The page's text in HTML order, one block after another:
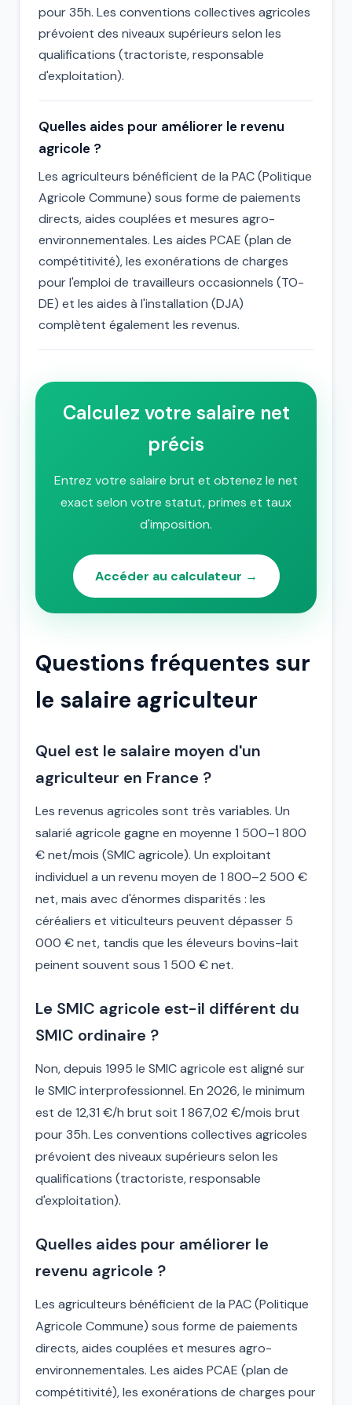
pour 35h. Les conventions collectives agricoles
prévoient des niveaux supérieurs selon les
qualifications (tractoriste, responsable
d'exploitation).
Quelles aides pour améliorer le revenu
agricole ?
Les agriculteurs bénéficient de la PAC (Politique
Agricole Commune) sous forme de paiements
directs, aides couplées et mesures agro-
environnementales. Les aides PCAE (plan de
compétitivité), les exonérations de charges
pour l'emploi de travailleurs occasionnels (TO-
DE) et les aides à l'installation (DJA)
complètent également les revenus.
Calculez votre salaire net
précis
Entrez votre salaire brut et obtenez le net
exact selon votre statut, primes et taux
d'imposition.
Accéder au calculateur →
Questions fréquentes sur
le salaire agriculteur
Quel est le salaire moyen d'un
agriculteur en France ?
Les revenus agricoles sont très variables. Un
salarié agricole gagne en moyenne 1 500–1 800
€ net/mois (SMIC agricole). Un exploitant
individuel a un revenu moyen de 1 800–2 500 €
net, mais avec d'énormes disparités : les
céréaliers et viticulteurs peuvent dépasser 5
000 € net, tandis que les éleveurs bovins-lait
peinent souvent sous 1 500 € net.
Le SMIC agricole est-il différent du
SMIC ordinaire ?
Non, depuis 1995 le SMIC agricole est aligné sur
le SMIC interprofessionnel. En 2026, le minimum
est de 12,31 €/h brut soit 1 867,02 €/mois brut
pour 35h. Les conventions collectives agricoles
prévoient des niveaux supérieurs selon les
qualifications (tractoriste, responsable
d'exploitation).
Quelles aides pour améliorer le
revenu agricole ?
Les agriculteurs bénéficient de la PAC (Politique
Agricole Commune) sous forme de paiements
directs, aides couplées et mesures agro-
environnementales. Les aides PCAE (plan de
compétitivité), les exonérations de charges pour